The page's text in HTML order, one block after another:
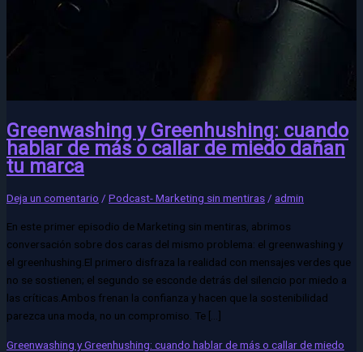
Greenwashing y Greenhushing: cuando
hablar de más o callar de miedo dañan
tu marca
Deja un comentario / Podcast- Marketing sin mentiras/ admin
En este primer episodio de Marketing sin mentiras, abrimos
conversación sobre dos caras del mismo problema: el greenwashing y
el greenhushing.El primero disfraza la realidad con mensajes verdes que
no se sostienen; el segundo se esconde detrás del silencio por miedo a
las críticas.Ambos frenan la confianza y hacen que la sostenibilidad
parezca una moda, no un compromiso. Te […]
Greenwashing y Greenhushing: cuando hablar de más o callar de miedo